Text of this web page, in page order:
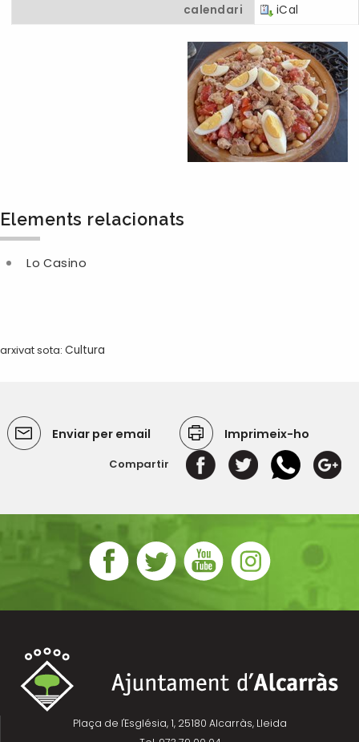
calendari
iCal
Elements relacionats
Lo Casino
arxivat sota: Cultura
Enviar per email Imprimeix-ho
Compartir
Plaça de l'Església, 1, 25180 Alcarràs, Lleida